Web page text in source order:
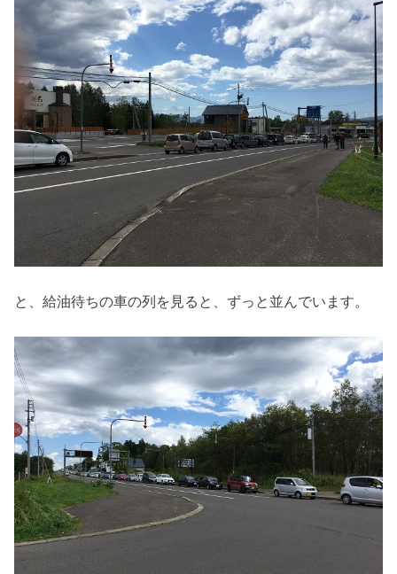
と、給油待ちの車の列を見ると、ずっと並んでいます。